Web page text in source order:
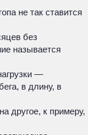
не так ставится
без
называется
—
в длину, в
другое, к примеру,